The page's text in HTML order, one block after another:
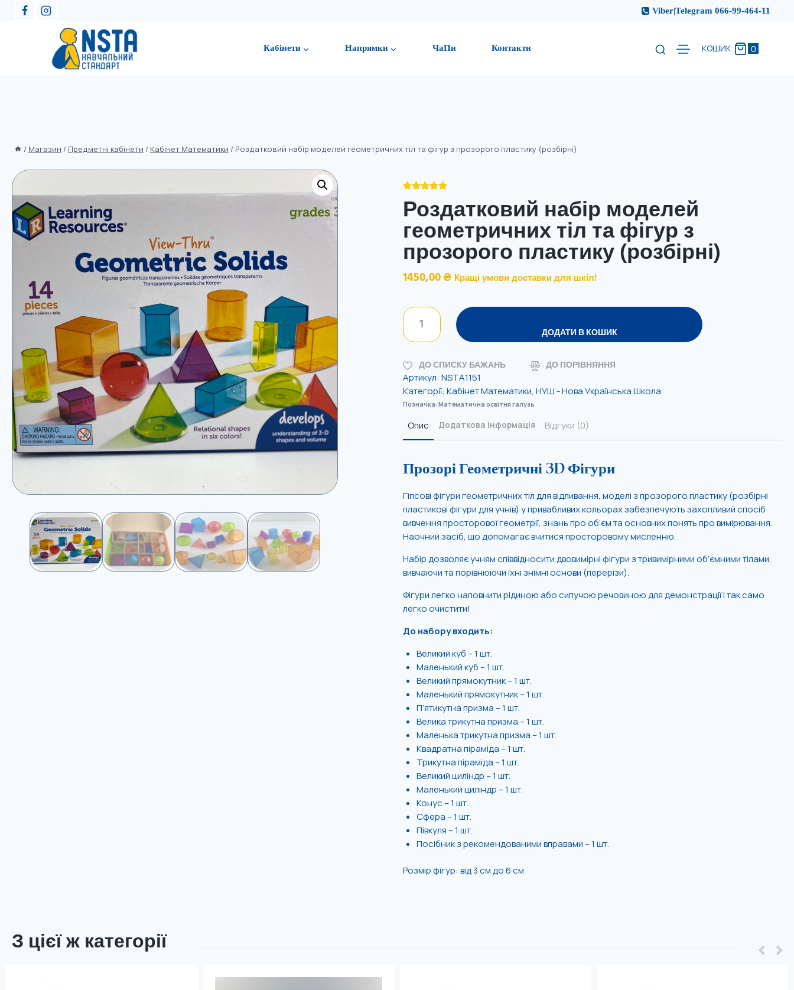
Viber|Telegram 066-99-464-11
Кабінети Напрямки ЧаПи Контакти КОШИК 0
/ Магазин / Предметні кабінети / Кабінет Математики / Роздатковий набір моделей геометричних тіл та фігур з прозорого пластику (розбірні)

Роздатковий набір моделей
геометричних тіл та фігур з
прозорого пластику (розбірні)
1450,00₴ Кращі умови доставки для шкіл!
ДОДАТИ В КОШИК
ДО СПИСКУ БАЖАНЬ ДО ПОРІВНЯННЯ
Артикул: NSTA1151
Категорії: Кабінет Математики, НУШ - Нова Українська Школа
Позначка: Математична освітня галузь
Опис Додаткова інформація Відгуки (0)
Прозорі Геометричні 3D Фігури
Гіпсові фігури геометричних тіл для відливання, моделі з прозорого пластику (розбірні
пластикові фігури для учнів) у привабливих кольорах забезпечують захопливий спосіб
вивчення просторової геометрії, знань про об’єм та основних понять про вимірювання.
Наочний засіб, що допомагає вчитися просторовому мисленню.
Набір дозволяє учням співвідносити двовимірні фігури з тривимірними об’ємними тілами,
вивчаючи та порівнюючи їхні знімні основи (перерізи).
Фігури легко наповнити рідиною або сипучою речовиною для демонстрації і так само
легко очистити!
До набору входить:
Великий куб – 1 шт.
Маленький куб – 1 шт.
Великий прямокутник – 1 шт.
Маленький прямокутник – 1 шт.
П’ятикутна призма – 1 шт.
Велика трикутна призма – 1 шт.
Маленька трикутна призма – 1 шт.
Квадратна піраміда – 1 шт.
Трикутна піраміда – 1 шт.
Великий циліндр – 1 шт.
Маленький циліндр – 1 шт.
Конус – 1 шт.
Сфера – 1 шт.
Півкуля – 1 шт.
Посібник з рекомендованими вправами – 1 шт.
Розмір фігур: від 3 см до 6 см
З цієї ж категорії